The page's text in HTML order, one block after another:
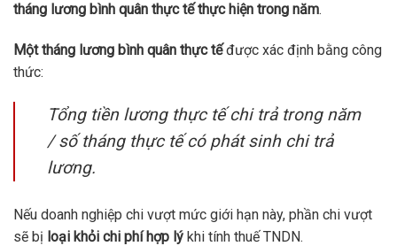
tháng lương bình quân thực tế thực hiện trong năm.
Một tháng lương bình quân thực tếđược xác định bằng công
thức:
Tổng tiền lương thực tế chi trả trong năm
/ số tháng thực tế có phát sinh chi trả
lương.
Nếu doanh nghiệp chi vượt mức giới hạn này, phần chi vượt
sẽ bị loại khỏi chi phí hợp lý khi tính thuế TNDN.